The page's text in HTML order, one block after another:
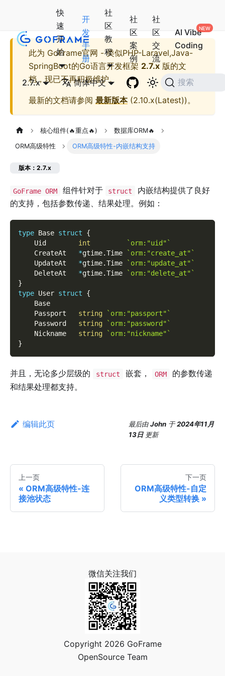
快
速
开
始
开
发
手
册
社
区
教
程
社
区
案
例
社
区
交
流
AI Vibe
Coding
2.7.x 简体中文 搜索
此为 GoFrame官网 - 类似PHP-Laravel,Java-
SpringBoot的Go语言开发框架 2.7.x 版的文
档，现已不再积极维护。
最新的文档请参阅 最新版本(2.10.x(Latest))。
核心组件(🔥重点🔥) 数据库ORM🔥
ORM高级特性 ORM高级特性-内嵌结构支持
版本：2.7.x
GoFrame ORM 组件针对于 struct
内嵌结构提供了良好
的支持，包括参数传递、结果处理。例如：
type Base struct
{
    Uid
int
`orm:"uid"`
    CreateAt
*gtime.Time
`orm:"create_at"`
    UpdateAt
*gtime.Time
`orm:"update_at"`
    DeleteAt
*gtime.Time
`orm:"delete_at"`
}
type User struct
{
    Base
    Passport
string
`orm:"passport"`
    Password
string
`orm:"password"`
    Nickname
string
`orm:"nickname"`
}
并且，无论多少层级的 struct 嵌套， ORM
的参数传递
和结果处理都支持。
编辑此页 最后由John 于2024年11月
13日 更新
上一页
ORM高级特性-连
接池状态
下一页
ORM高级特性-自定
义类型转换
微信关注我们
Copyright 2026 GoFrame
OpenSource Team